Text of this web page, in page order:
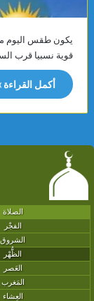
يكون طقس اليوم
قوية نسبيا قرب
أكمل القراءة